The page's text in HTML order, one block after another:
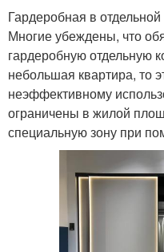
Гардеробная в
Многие убеждены, что
гардеробную отдельную
небольшая квартира, то
неэффективному
ограничены в жилой
специальную зону при